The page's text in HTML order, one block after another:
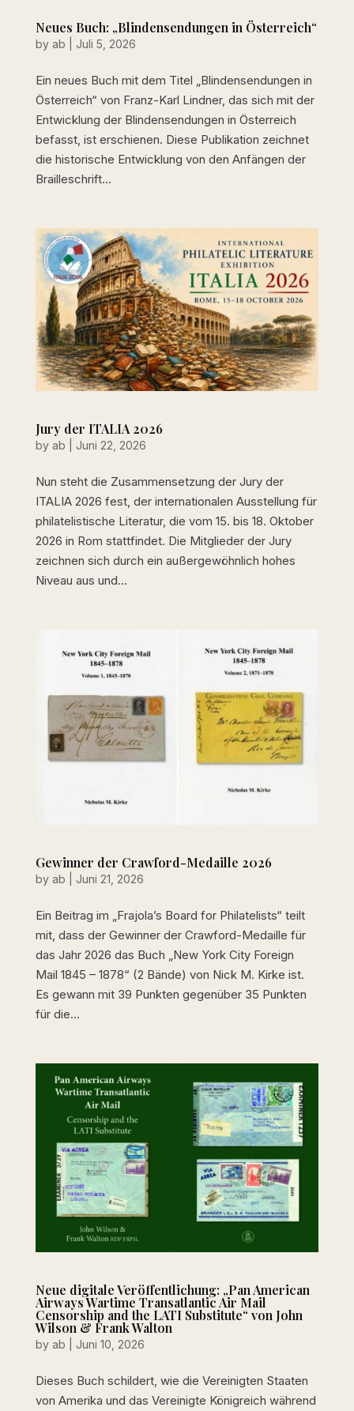
Neues Buch: „Blindensendungen in Österreich“
by ab Juli 5, 2026
Ein neues Buch mit dem Titel „Blindensendungen in
Österreich“ von Franz-Karl Lindner, das sich mit der
Entwicklung der Blindensendungen in Österreich
befasst, ist erschienen. Diese Publikation zeichnet
die historische Entwicklung von den Anfängen der
Brailleschrift...
Jury der ITALIA 2026
by ab Juni 22, 2026
Nun steht die Zusammensetzung der Jury der
ITALIA 2026 fest, der internationalen Ausstellung für
philatelistische Literatur, die vom 15. bis 18. Oktober
2026 in Rom stattfindet. Die Mitglieder der Jury
zeichnen sich durch ein außergewöhnlich hohes
Niveau aus und...
Gewinner der Crawford-Medaille 2026
by ab Juni 21, 2026
Ein Beitrag im „Frajola’s Board for Philatelists“ teilt
mit, dass der Gewinner der Crawford-Medaille für
das Jahr 2026 das Buch „New York City Foreign
Mail 1845 – 1878“ (2 Bände) von Nick M. Kirke ist.
Es gewann mit 39 Punkten gegenüber 35 Punkten
für die...
Neue digitale Veröffentlichung: „Pan American
Airways Wartime Transatlantic Air Mail
Censorship and the LATI Substitute“ von John
Wilson & Frank Walton
by ab Juni 10, 2026
Dieses Buch schildert, wie die Vereinigten Staaten
von Amerika und das Vereinigte Königreich während